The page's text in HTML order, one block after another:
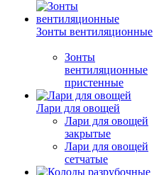
Зонты вентиляционные
Зонты
вентиляционные
пристенные
Лари для овощей
Лари для овощей
закрытые
Лари для овощей
сетчатые